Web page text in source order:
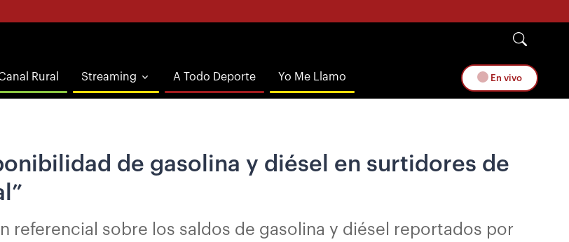
Rural Streaming A Todo Deporte Yo Me Llamo En vivo
de gasolina y diésel en surtidores de
referencial sobre los saldos de gasolina y diésel reportados por